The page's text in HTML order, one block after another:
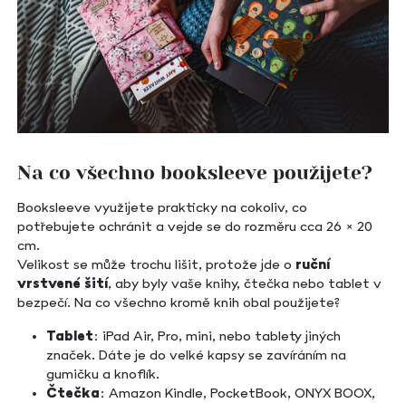
Na co všechno booksleeve použijete?
Booksleeve využijete prakticky na cokoliv, co
potřebujete ochránit a vejde se do rozměru cca 26 × 20
cm.
Velikost se může trochu lišit, protože jde o ruční
vrstvené šití, aby byly vaše knihy, čtečka nebo tablet v
bezpečí. Na co všechno kromě knih obal použijete?
Tablet: iPad Air, Pro, mini, nebo tablety jiných
značek. Dáte je do velké kapsy se zavíráním na
gumičku a knoflík.
Čtečka: Amazon Kindle, PocketBook, ONYX BOOX,